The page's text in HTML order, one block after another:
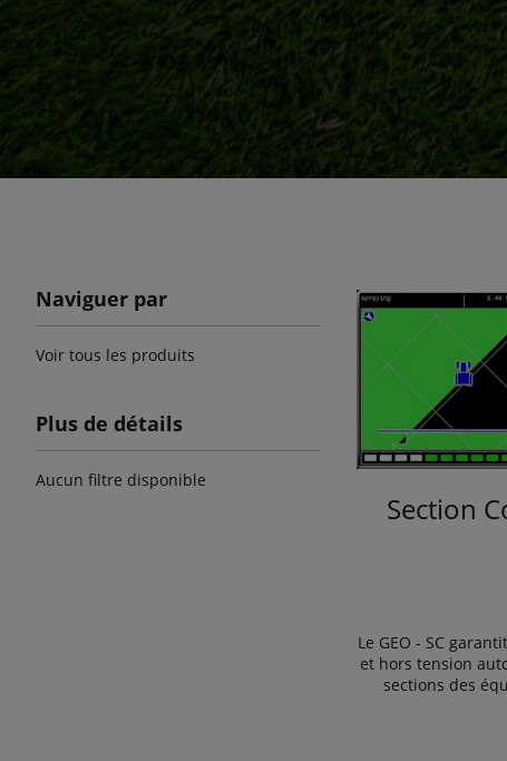
Naviguer par
Voir tous les produits
Plus de détails
Aucun filtre disponible
Section
Le GEO - SC
et hors tension
sections des